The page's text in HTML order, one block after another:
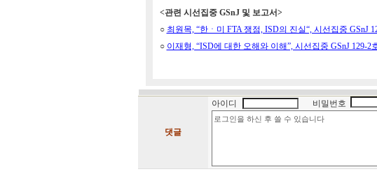
<관련 시선집중 GSnJ 및 보고서>
○ 최원목, “한ㆍ미 FTA 쟁점, ISD의 진실“, 시선집중 GSnJ
○ 이재형, “ISD에 대한 오해와 이해”, 시선집중 GSnJ 129-2
댓글
아이디 비밀번호